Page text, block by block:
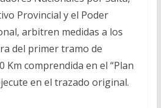
Provincial y el Poder
arbitren medidas a los
del primer tramo de
Km comprendida en el “Plan
en el trazado original.